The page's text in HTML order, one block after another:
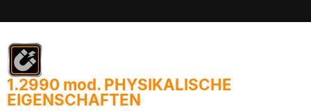
1.2990 mod. PHYSIKALISCHE
EIGENSCHAFTEN